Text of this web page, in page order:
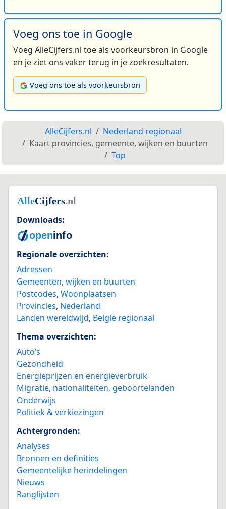
Voeg ons toe in Google
Voeg AlleCijfers.nl toe als voorkeursbron in Google
en je ziet ons vaker terug in je zoekresultaten.
Voeg ons toe als voorkeursbron
AlleCijfers.nl
Nederland regionaal
Kaart provincies, gemeente, wijken en buurten
Top
Downloads:
Regionale overzichten:
Adressen
Gemeenten, wijken en buurten
Postcodes, Woonplaatsen
Provincies, Nederland
Landen wereldwijd, België regionaal
Thema overzichten:
Auto’s
Gezondheid
Energieprijzen en energieverbruik
Migratie, nationaliteiten, geboortelanden
Onderwijs
Politiek & verkiezingen
Achtergronden:
Analyses
Bronnen en definities
Gemeentelijke herindelingen
Nieuws
Ranglijsten